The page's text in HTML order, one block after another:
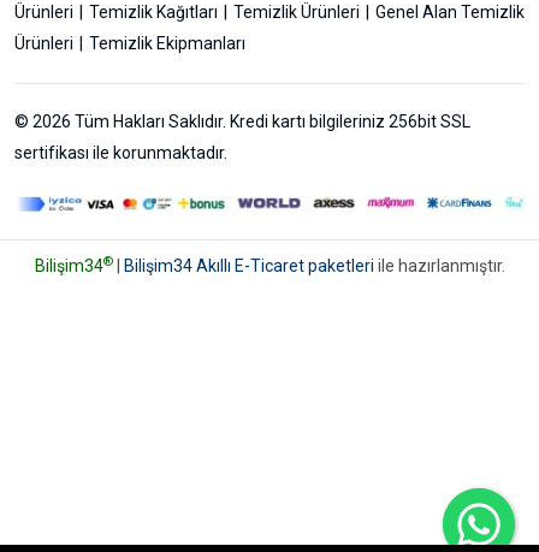
Ürünleri
Temizlik Kağıtları Temizlik Ürünleri
Genel Alan Temizlik
Ürünleri
Temizlik Ekipmanları
© 2026 Tüm Hakları Saklıdır. Kredi kartı bilgileriniz 256bit SSL
sertifikası ile korunmaktadır.
Bilişim34®| Bilişim34 Akıllı E-Ticaret paketleri ile hazırlanmıştır.